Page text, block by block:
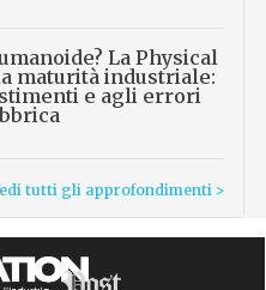
La Physical
maturità industriale:
e agli errori
tutti gli approfondimenti >